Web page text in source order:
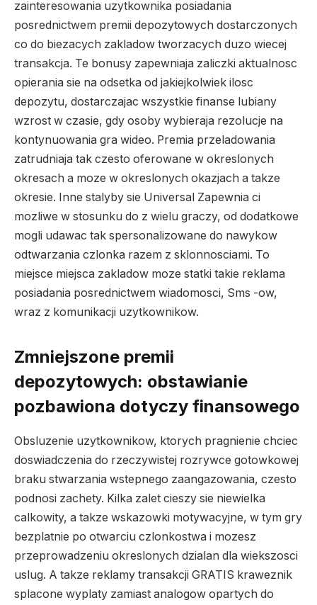
zainteresowania uzytkownika posiadania
posrednictwem premii depozytowych dostarczonych
co do biezacych zakladow tworzacych duzo wiecej
transakcja. Te bonusy zapewniaja zaliczki aktualnosc
opierania sie na odsetka od jakiejkolwiek ilosc
depozytu, dostarczajac wszystkie finanse lubiany
wzrost w czasie, gdy osoby wybieraja rezolucje na
kontynuowania gra wideo. Premia przeladowania
zatrudniaja tak czesto oferowane w okreslonych
okresach a moze w okreslonych okazjach a takze
okresie. Inne stalyby sie Universal Zapewnia ci
mozliwe w stosunku do z wielu graczy, od dodatkowe
mogli udawac tak spersonalizowane do nawykow
odtwarzania czlonka razem z sklonnosciami. To
miejsce miejsca zakladow moze statki takie reklama
posiadania posrednictwem wiadomosci, Sms -ow,
wraz z komunikacji uzytkownikow.
Zmniejszone premii
depozytowych: obstawianie
pozbawiona dotyczy finansowego
Obsluzenie uzytkownikow, ktorych pragnienie chciec
doswiadczenia do rzeczywistej rozrywce gotowkowej
braku stwarzania wstepnego zaangazowania, czesto
podnosi zachety. Kilka zalet cieszy sie niewielka
calkowity, a takze wskazowki motywacyjne, w tym gry
bezplatnie po otwarciu czlonkostwa i mozesz
przeprowadzeniu okreslonych dzialan dla wiekszosci
uslug. A takze reklamy transakcji GRATIS kraweznik
splacone wyplaty zamiast analogow opartych do